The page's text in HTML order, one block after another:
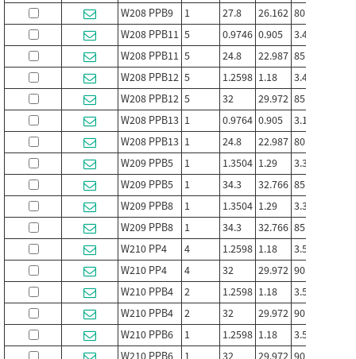
W208 PPB9
1 27.8 26.162 80
W208 PPB11 5 0.9746 0.905 3.402
W208 PPB11 5 24.8 22.987 85.75
W208 PPB12 5 1.2598 1.18 3.402
W208 PPB12 5 32 29.972 85.75
W208 PPB13 1 0.9764 0.905
3.1496
W208 PPB13 1 24.8 22.987 80
W209 PPB5
1 1.3504 1.29
3.3465
W209 PPB5
1 34.3 32.766 85
W209 PPB8
1 1.3504 1.29
3.3465
W209 PPB8
1 34.3 32.766 85
W210 PP4
4 1.2598 1.18
3.5433
W210 PP4
4 32 29.972 90
W210 PPB4
2 1.2598 1.18
3.5433
W210 PPB4
2 32 29.972 90
W210 PPB6
1 1.2598 1.18
3.5433
W210 PPB6
1 32 29.972 90